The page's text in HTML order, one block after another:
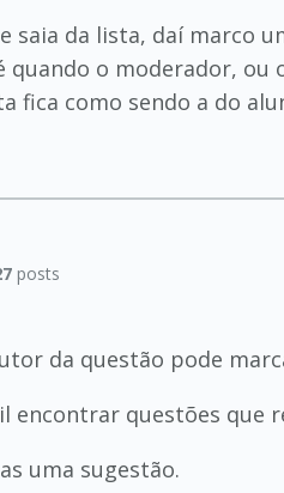
saia da lista, daí
quando o moderador,
fica como sendo a do
posts
da questão pode
encontrar questões que
uma sugestão.